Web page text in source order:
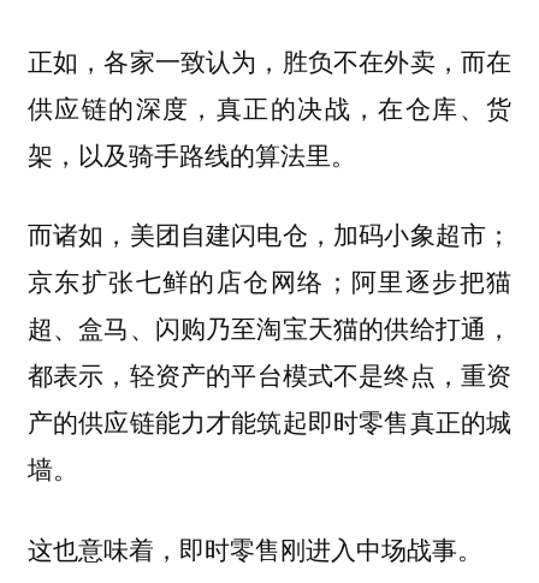
正如，各家一致认为，胜负不在外卖，而在
供应链的深度，真正的决战，在仓库、货
架，以及骑手路线的算法里。
而诸如，美团自建闪电仓，加码小象超市；
京东扩张七鲜的店仓网络；阿里逐步把猫
超、盒马、闪购乃至淘宝天猫的供给打通，
都表示， 轻资产的平台模式不是终点，重资
产的供应链能力才能筑起即时零售真正的城
墙。
这也意味着，即时零售刚进入中场战事。